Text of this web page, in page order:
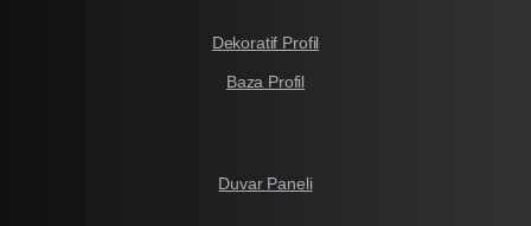
Dekoratif Profil
Baza Profil
Duvar Paneli